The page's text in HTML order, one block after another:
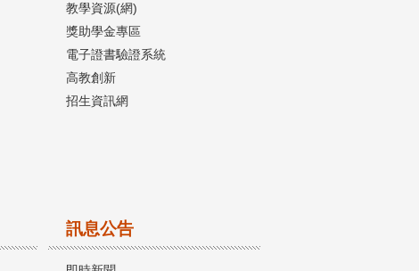
教學資源(網)
獎助學金專區
電子證書驗證系統
高教創新
招生資訊網
訊息公告